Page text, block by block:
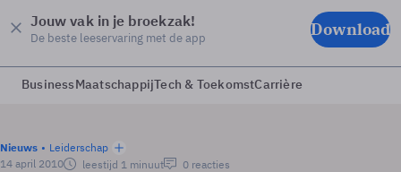
Jouw vak in je broekzak!
De beste leeservaring met de app Download
BusinessMaatschappijTech & ToekomstCarrière
Nieuws
Leiderschap
14 april 2010
leestijd 1 minuut 0 reacties